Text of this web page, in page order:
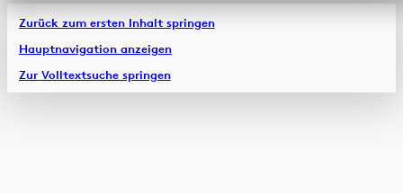
Zurück zum ersten Inhalt springen
Hauptnavigation anzeigen
Zur Volltextsuche springen